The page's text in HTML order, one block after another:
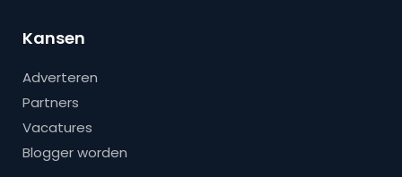
Kansen
Adverteren
Partners
Vacatures
Blogger worden